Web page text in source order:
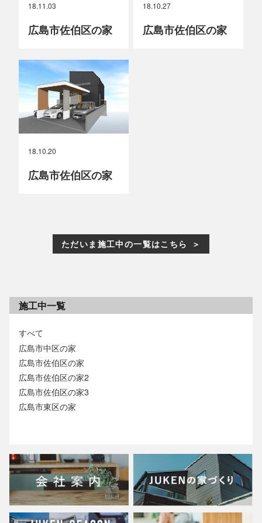
18.11.03
広島市佐伯区の家
18.10.27
広島市佐伯区の家
18.10.20
広島市佐伯区の家
ただいま施工中の一覧はこちら
施工中一覧
すべて
広島市中区の家
広島市佐伯区の家
広島市佐伯区の家2
広島市佐伯区の家3
広島市東区の家